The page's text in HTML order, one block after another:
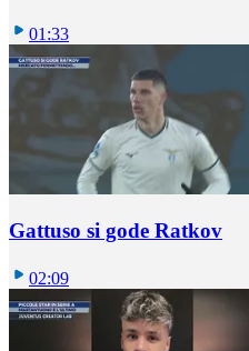
01:33
Gattuso si gode Ratkov
02:09